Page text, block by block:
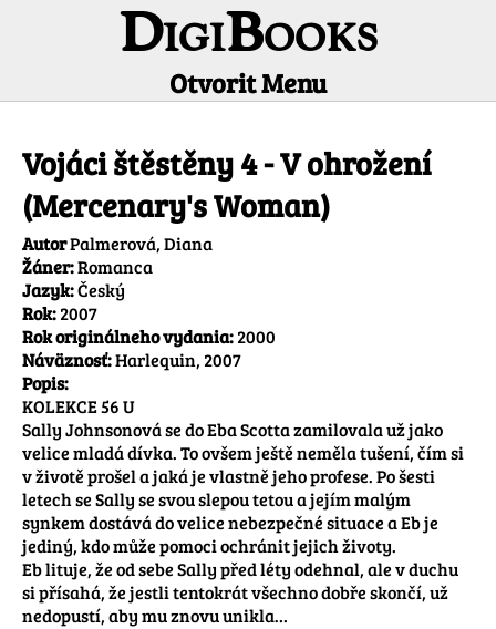
DigiBooks
Otvorit Menu
Vojáci štěstěny 4 - V ohrožení
(Mercenary's Woman)
AutorPalmerová, Diana
Žáner:Romanca
Jazyk:Český
Rok:2007
Rok originálneho vydania:2000
Náväznosť:Harlequin, 2007
Popis:
KOLEKCE 56 U
Sally Johnsonová se do Eba Scotta zamilovala už jako
velice mladá dívka. To ovšem ještě neměla tušení, čím si
v životě prošel a jaká je vlastně jeho profese. Po šesti
letech se Sally se svou slepou tetou a jejím malým
synkem dostává do velice nebezpečné situace a Eb je
jediný, kdo může pomoci ochránit jejich životy.
Eb lituje, že od sebe Sally před léty odehnal, ale v duchu
si přísahá, že jestli tentokrát všechno dobře skončí, už
nedopustí, aby mu znovu unikla…